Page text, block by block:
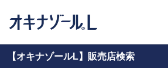
【オキナゾールL】販売店検索